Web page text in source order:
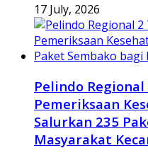
17 July, 2026
Pelindo
Pemeriksaan
Salurkan 235
Masyarakat